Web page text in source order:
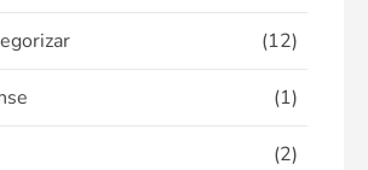
(12)
(1)
(2)